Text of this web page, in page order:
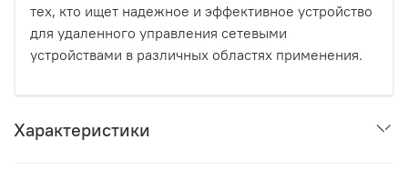
тех, кто ищет надежное и эффективное устройство
для удаленного управления сетевыми
устройствами в различных областях применения.
Характеристики